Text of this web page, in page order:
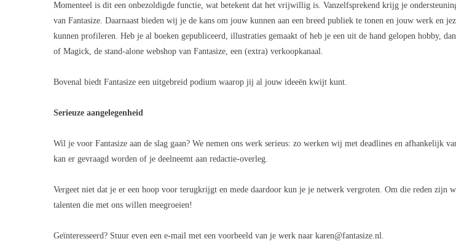
Momenteel is dit een onbezoldigde functie, wat betekent dat het vrijwillig is. Vanzelfsprekend krijg je
van Fantasize. Daarnaast bieden wij je de kans om jouw kunnen aan een breed publiek te tonen en jouw werk en
kunnen profileren. Heb je al boeken gepubliceerd, illustraties gemaakt of heb je een uit de hand gelopen hobby,
of Magick, de stand-alone webshop van Fantasize, een (extra) verkoopkanaal.
Bovenal biedt Fantasize een uitgebreid podium waarop jij al jouw ideeën kwijt kunt.
Serieuze aangelegenheid
Wil je voor Fantasize aan de slag gaan? We nemen ons werk serieus: zo werken wij met deadlines en afhankelijk
kan er gevraagd worden of je deelneemt aan redactie-overleg.
Vergeet niet dat je er een hoop voor terugkrijgt en mede daardoor kun je je netwerk vergroten. Om die reden zijn
talenten die met ons willen meegroeien!
Geïnteresseerd? Stuur even een e-mail met een voorbeeld van je werk naar karen@fantasize.nl.